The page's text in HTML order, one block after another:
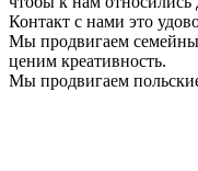
Контакт с нами это
Мы продвигаем
ценим креативность.
Мы продвигаем